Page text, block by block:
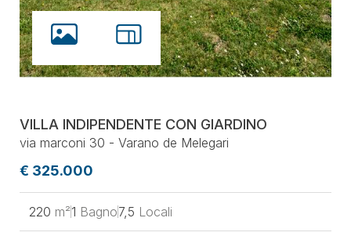
VILLA INDIPENDENTE CON GIARDINO
via marconi 30 - Varano de Melegari
€ 325.000
220 m²1 Bagno7,5 Locali